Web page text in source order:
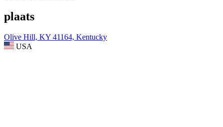
plaats
Olive Hill, KY 41164, Kentucky
USA